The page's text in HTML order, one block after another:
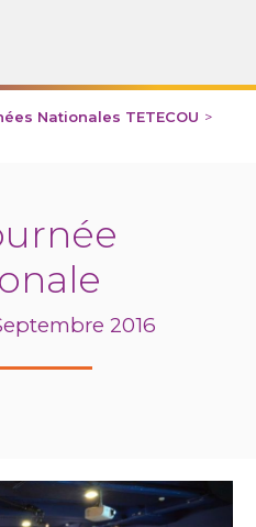
Nationales TETECOU >
2016